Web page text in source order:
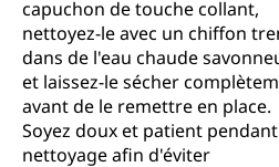
capuchon de touche collant,
nettoyez-le avec un chiffon
dans de l'eau chaude
et laissez-le sécher
avant de le remettre en place.
Soyez doux et patient
nettoyage afin d'éviter